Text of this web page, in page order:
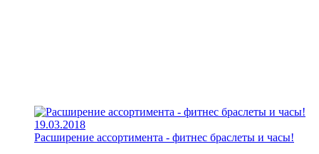
19.03.2018
Расширение ассортимента - фитнес браслеты и часы!